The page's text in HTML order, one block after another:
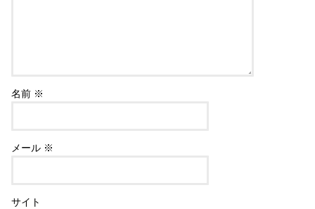
名前 ※
メール ※
サイト